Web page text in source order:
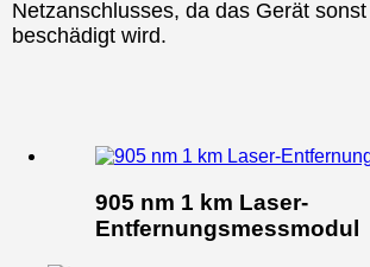
Netzanschlusses, da das Gerät
beschädigt wird.
905 nm 1 km Laser-
Entfernungsmessmodul